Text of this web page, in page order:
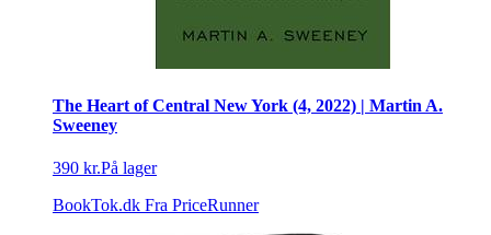
The Heart of Central New York (4, 2022) | Martin A.
Sweeney
390 kr.På lager
BookTok.dk Fra PriceRunner